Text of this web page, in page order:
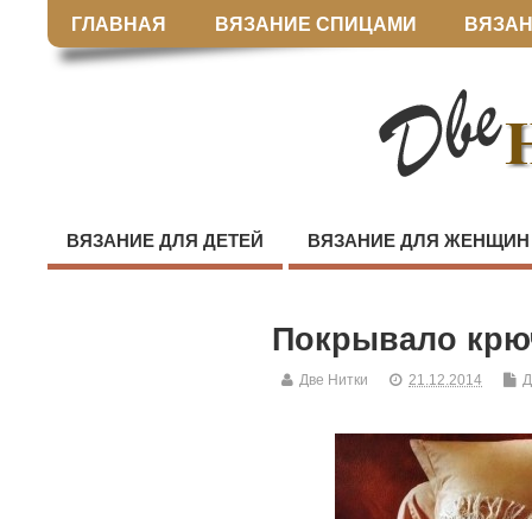
ГЛАВНАЯ ВЯЗАНИЕ СПИЦАМИ
ВЯЗАНИЕ ДЛЯ ДЕТЕЙ ВЯЗАНИЕ ДЛЯ ЖЕНЩИН
Покрывало
Две Нитки 21.12.2014